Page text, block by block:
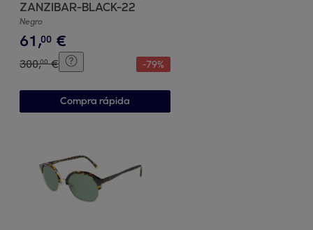
ZANZIBAR-BLACK-22
Negro
61,00 €
300,00 € -79%
Compra rápida